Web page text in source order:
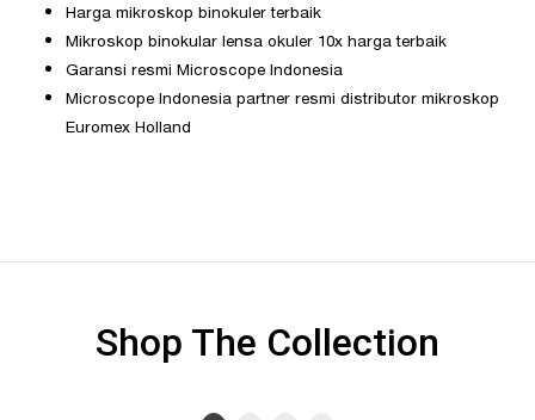
Harga mikroskop binokuler terbaik
Mikroskop binokular lensa okuler 10x harga terbaik
Garansi resmi Microscope Indonesia
Microscope Indonesia partner resmi distributor mikroskop
Euromex Holland
Shop The Collection